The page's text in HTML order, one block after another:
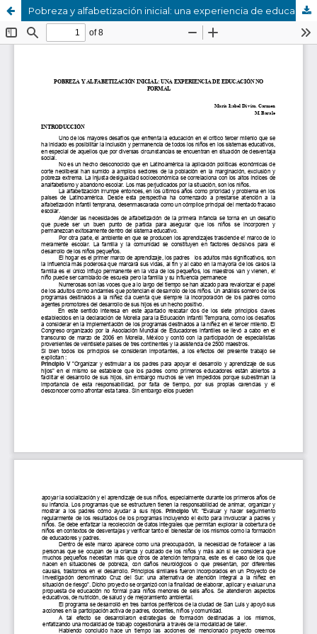
Pobreza y alfabetización inicial: una experiencia de educación no formal